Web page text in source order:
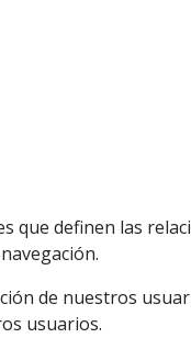
que definen las
de nuestros
usuarios.